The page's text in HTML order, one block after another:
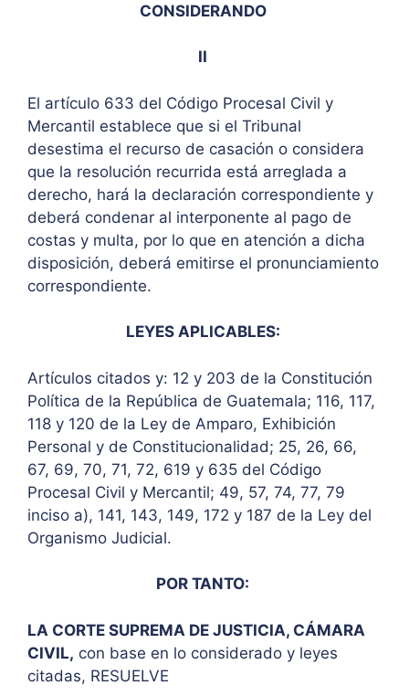
CONSIDERANDO
II
El artículo 633 del Código Procesal Civil y
Mercantil establece que si el Tribunal
desestima el recurso de casación o considera
que la resolución recurrida está arreglada a
derecho, hará la declaración correspondiente y
deberá condenar al interponente al pago de
costas y multa, por lo que en atención a dicha
disposición, deberá emitirse el pronunciamiento
correspondiente.
LEYES APLICABLES:
Artículos citados y: 12 y 203 de la Constitución
Política de la República de Guatemala; 116, 117,
118 y 120 de la Ley de Amparo, Exhibición
Personal y de Constitucionalidad; 25, 26, 66,
67, 69, 70, 71, 72, 619 y 635 del Código
Procesal Civil y Mercantil; 49, 57, 74, 77, 79
inciso a), 141, 143, 149, 172 y 187 de la Ley del
Organismo Judicial.
POR TANTO:
LA CORTE SUPREMA DE JUSTICIA, CÁMARA
CIVIL, con base en lo considerado y leyes
citadas, RESUELVE